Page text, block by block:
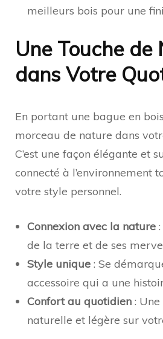
meilleurs bois pour une
Une Touche de
dans Votre
En portant une bague en
morceau de nature dans
C’est une façon élégante et
connecté à l’environnement
votre style personnel.
Connexion avec la nature
de la terre et de ses
Style unique : Se
accessoire qui a une
Confort au quotidien :
naturelle et légère sur